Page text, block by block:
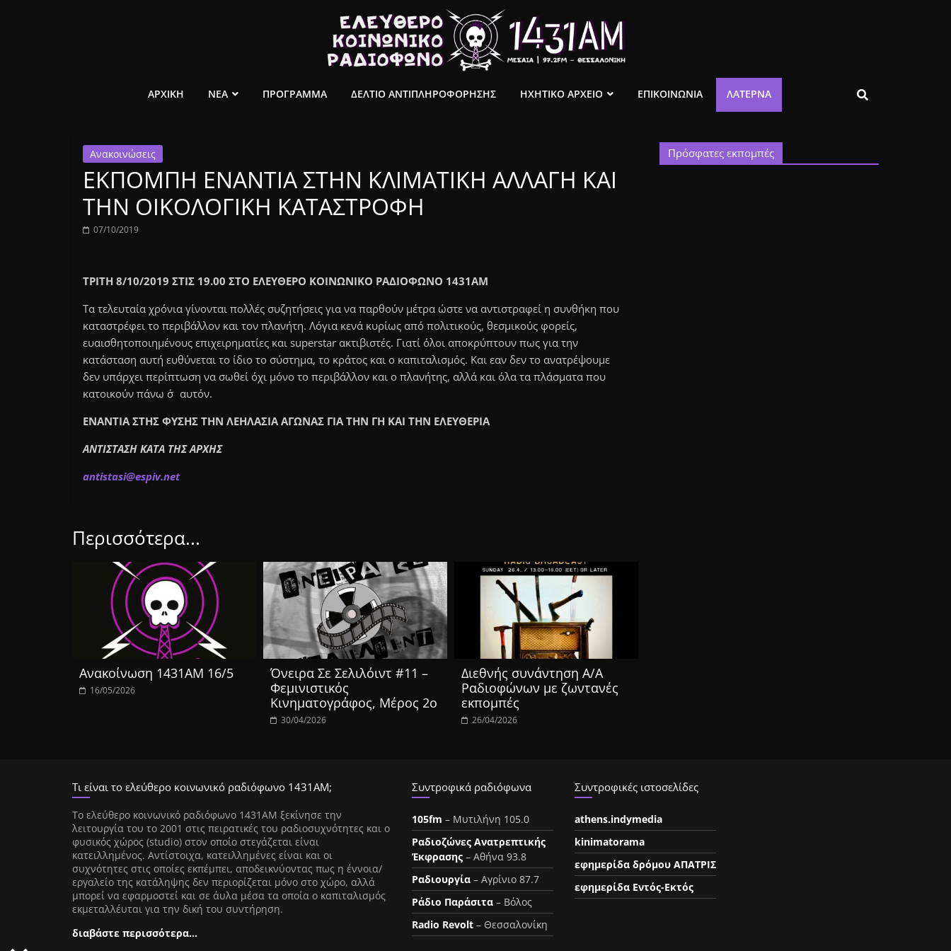
ελεύθερο
ραδιόφωνο
1431AM
ΑΡΧΙΚΗ ΝΕΑ ΠΡΟΓΡΑΜΜΑ ΔΕΛΤΙΟ ΑΝΤΙΠΛΗΡΟΦΟΡΗΣΗΣ ΗΧΗΤΙΚΟ ΑΡΧΕΙΟ ΕΠΙΚΟΙΝΩΝΙΑ ΛΑΤΈΡΝΑ
Ανακοινώσεις
ΕΚΠΟΜΠΗ ΕΝΑΝΤΙΑ ΣΤΗΝ ΚΛΙΜΑΤΙΚΗ ΑΛΛΑΓΗ ΚΑΙ
ΤΗΝ ΟΙΚΟΛΟΓΙΚΗ ΚΑΤΑΣΤΡΟΦΗ
07/10/2019
ΤΡΙΤΗ 8/10/2019 ΣΤΙΣ 19.00 ΣΤΟ ΕΛΕΥΘΕΡΟ ΚΟΙΝΩΝΙΚΟ ΡΑΔΙΟΦΩΝΟ 1431ΑΜ
Τα τελευταία χρόνια γίνονται πολλές συζητήσεις για να παρθούν μέτρα ώστε να αντιστραφεί η συνθήκη που
καταστρέφει το περιβάλλον και τον πλανήτη. Λόγια κενά κυρίως από πολιτικούς, θεσμικούς φορείς,
ευαισθητοποιημένους επιχειρηματίες και superstar ακτιβιστές. Γιατί όλοι αποκρύπτουν πως για την
κατάσταση αυτή ευθύνεται το ίδιο το σύστημα, το κράτος και ο καπιταλισμός. Και εαν δεν το ανατρέψουμε
δεν υπάρχει περίπτωση να σωθεί όχι μόνο το περιβάλλον και ο πλανήτης, αλλά και όλα τα πλάσματα που
κατοικούν πάνω σ΄αυτόν.
ΕΝΑΝΤΙΑ ΣΤΗΣ ΦΥΣΗΣ ΤΗΝ ΛΕΗΛΑΣΙΑ ΑΓΩΝΑΣ ΓΙΑ ΤΗΝ ΓΗ ΚΑΙ ΤΗΝ ΕΛΕΥΘΕΡΙΑ
ΑΝΤΙΣΤΑΣΗ ΚΑΤΑ ΤΗΣ ΑΡΧΗΣ
antistasi@espiv.net
Περισσότερα...
Ανακοίνωση 1431ΑΜ 16/5
16/05/2026
Όνειρα Σε Σελιλόιντ #11 –
Φεμινιστικός
Κινηματογράφος, Μέρος 2ο
30/04/2026
Διεθνής συνάντηση Α/Α
Ραδιοφώνων με ζωντανές
εκπομπές
26/04/2026
Πρόσφατες εκπομπές
Τι είναι το ελεύθερο κοινωνικό ραδιόφωνο 1431ΑΜ;
Tο ελεύθερο κοινωνικό ραδιόφωνο 1431AM ξεκίνησε την
λειτουργία του το 2001 στις πειρατικές του ραδιοσυχνότητες και ο
φυσικός χώρος (studio) στον οποίο στεγάζεται είναι
κατειλλημένος. Αντίστοιχα, κατειλλημένες είναι και οι
συχνότητες στις οποίες εκπέμπει, αποδεικνύοντας πως η έννοια/
εργαλείο της κατάληψης δεν περιορίζεται μόνο στο χώρο, αλλά
μπορεί να εφαρμοστεί και σε άυλα μέσα τα οποία ο καπιταλισμός
εκμεταλλέυται για την δική του συντήρηση.
διαβάστε περισσότερα…
Συντροφικά ραδιόφωνα
105fm – Μυτιλήνη 105.0
Ραδιοζώνες Ανατρεπτικής
Έκφρασης – Αθήνα 93.8
Ραδιουργία – Αγρίνιο 87.7
Ράδιο Παράσιτα – Βόλος
Radio Revolt – Θεσσαλονίκη
Συντροφικές ιστοσελίδες
athens.indymedia
kinimatorama
εφημερίδα δρόμου ΑΠΑΤΡΙΣ
εφημερίδα Εντός-Εκτός